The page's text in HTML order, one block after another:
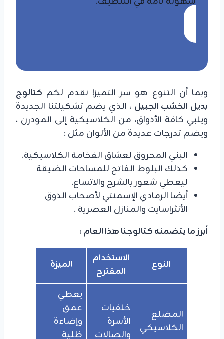
وبما أن التنوع هو سر التميز! نقدم لكم كتالوج
بديل الخشب الجبيل ، الذي يضم تشكيلتنا الجديدة
ويلبي كافة الأذواق، من الكلاسيكية إلى المودرن ،
ويضم تدرجات عديدة من الألوان مثل :
البني المحروق لعشاق الفخامة الكلاسيكية.
​كذلك البلوط الفاتح للمساحات الضيقة
ليعطي شعور بالشرح والاتساع.
​أيضا الرمادي الإسمنتي لأصحاب الذوق
الأنثراسايت والمنازل العصرية .
أبرز ما يتضمنه كتالوجنا هذا العام :
النوع
الاستخدام
المقترح
الميزة
المضلع
الكلاسيكي
خلفيات
الأسرة
والصالات
يعطي
عمق
وإضاءة
ظلية